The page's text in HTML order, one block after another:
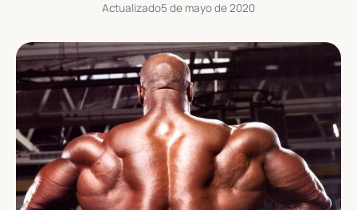
Actualizado5 de mayo de 2020